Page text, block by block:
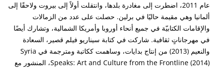
عام 2011، اضطرت إلى مغادرة بلدها، وانتقلت أولاً إلى بيروت ولاحقًا إلى
ألمانيا وهي مقيمة حاليًا في برلين. حصلت على عدد من الزمالات
والإقامات الكتابيّة في جميع أنحاء أوروبا وأمريكا الشمالية، وتشارك أيضًا
في مهرجاناتٍ ثقافية. شاركت في كتابة سيناريو فيلم قصير، السعادة
والنعيم (2013) من إنتاج بدايات، وساهمت ككاتبة ومترجمة في Syria
Speaks: Art and Culture from the Frontline (2014)، المنشور مع